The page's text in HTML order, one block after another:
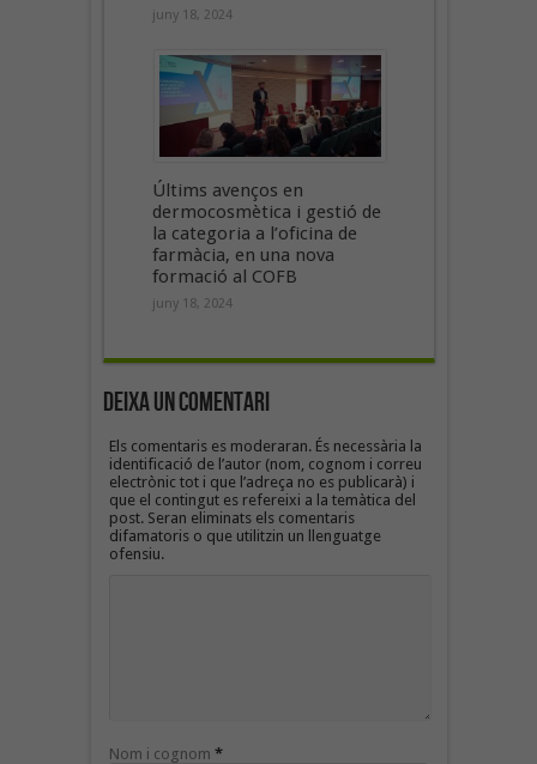
juny 18, 2024
Últims avenços en
dermocosmètica i gestió de
la categoria a l’oficina de
farmàcia, en una nova
formació al COFB
juny 18, 2024
Deixa un Comentari
Els comentaris es moderaran. És necessària la
identificació de l’autor (nom, cognom i correu
electrònic tot i que l’adreça no es publicarà) i
que el contingut es refereixi a la temàtica del
post. Seran eliminats els comentaris
difamatoris o que utilitzin un llenguatge
ofensiu.
Nom i cognom *